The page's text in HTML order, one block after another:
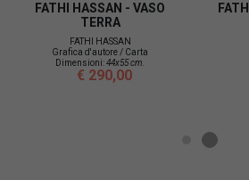
FATHI HASSAN - "CAMPO DI
COTONE"
FATHI HASSAN
Grafica d'autore / Carta
Dimensioni:134x100 cm.
€ 1.000,00